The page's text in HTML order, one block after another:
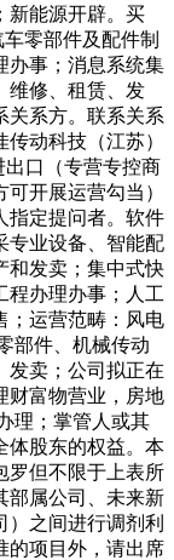
新能源开辟。买
零部件及配件制
办事；消息系统集
维修、租赁、发
关系方。联系关系
动科技（江苏）
出口（专营专控商
开展运营勾当）
指定提问者。软件
专业设备、智能配
和发卖；集中式快
程办理办事；人工
；运营范畴：风电
部件、机械传动
发卖；公司拟正在
财富物营业，房地
理；掌管人或其
体股东的权益。本
罗但不限于上表所
部属公司、未来新
之间进行调剂利
的项目外，请出席